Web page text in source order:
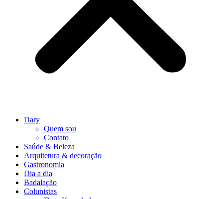
Dary
Quem sou
Contato
Saúde & Beleza
Arquitetura & decoração
Gastronomia
Dia a dia
Badalação
Colunistas